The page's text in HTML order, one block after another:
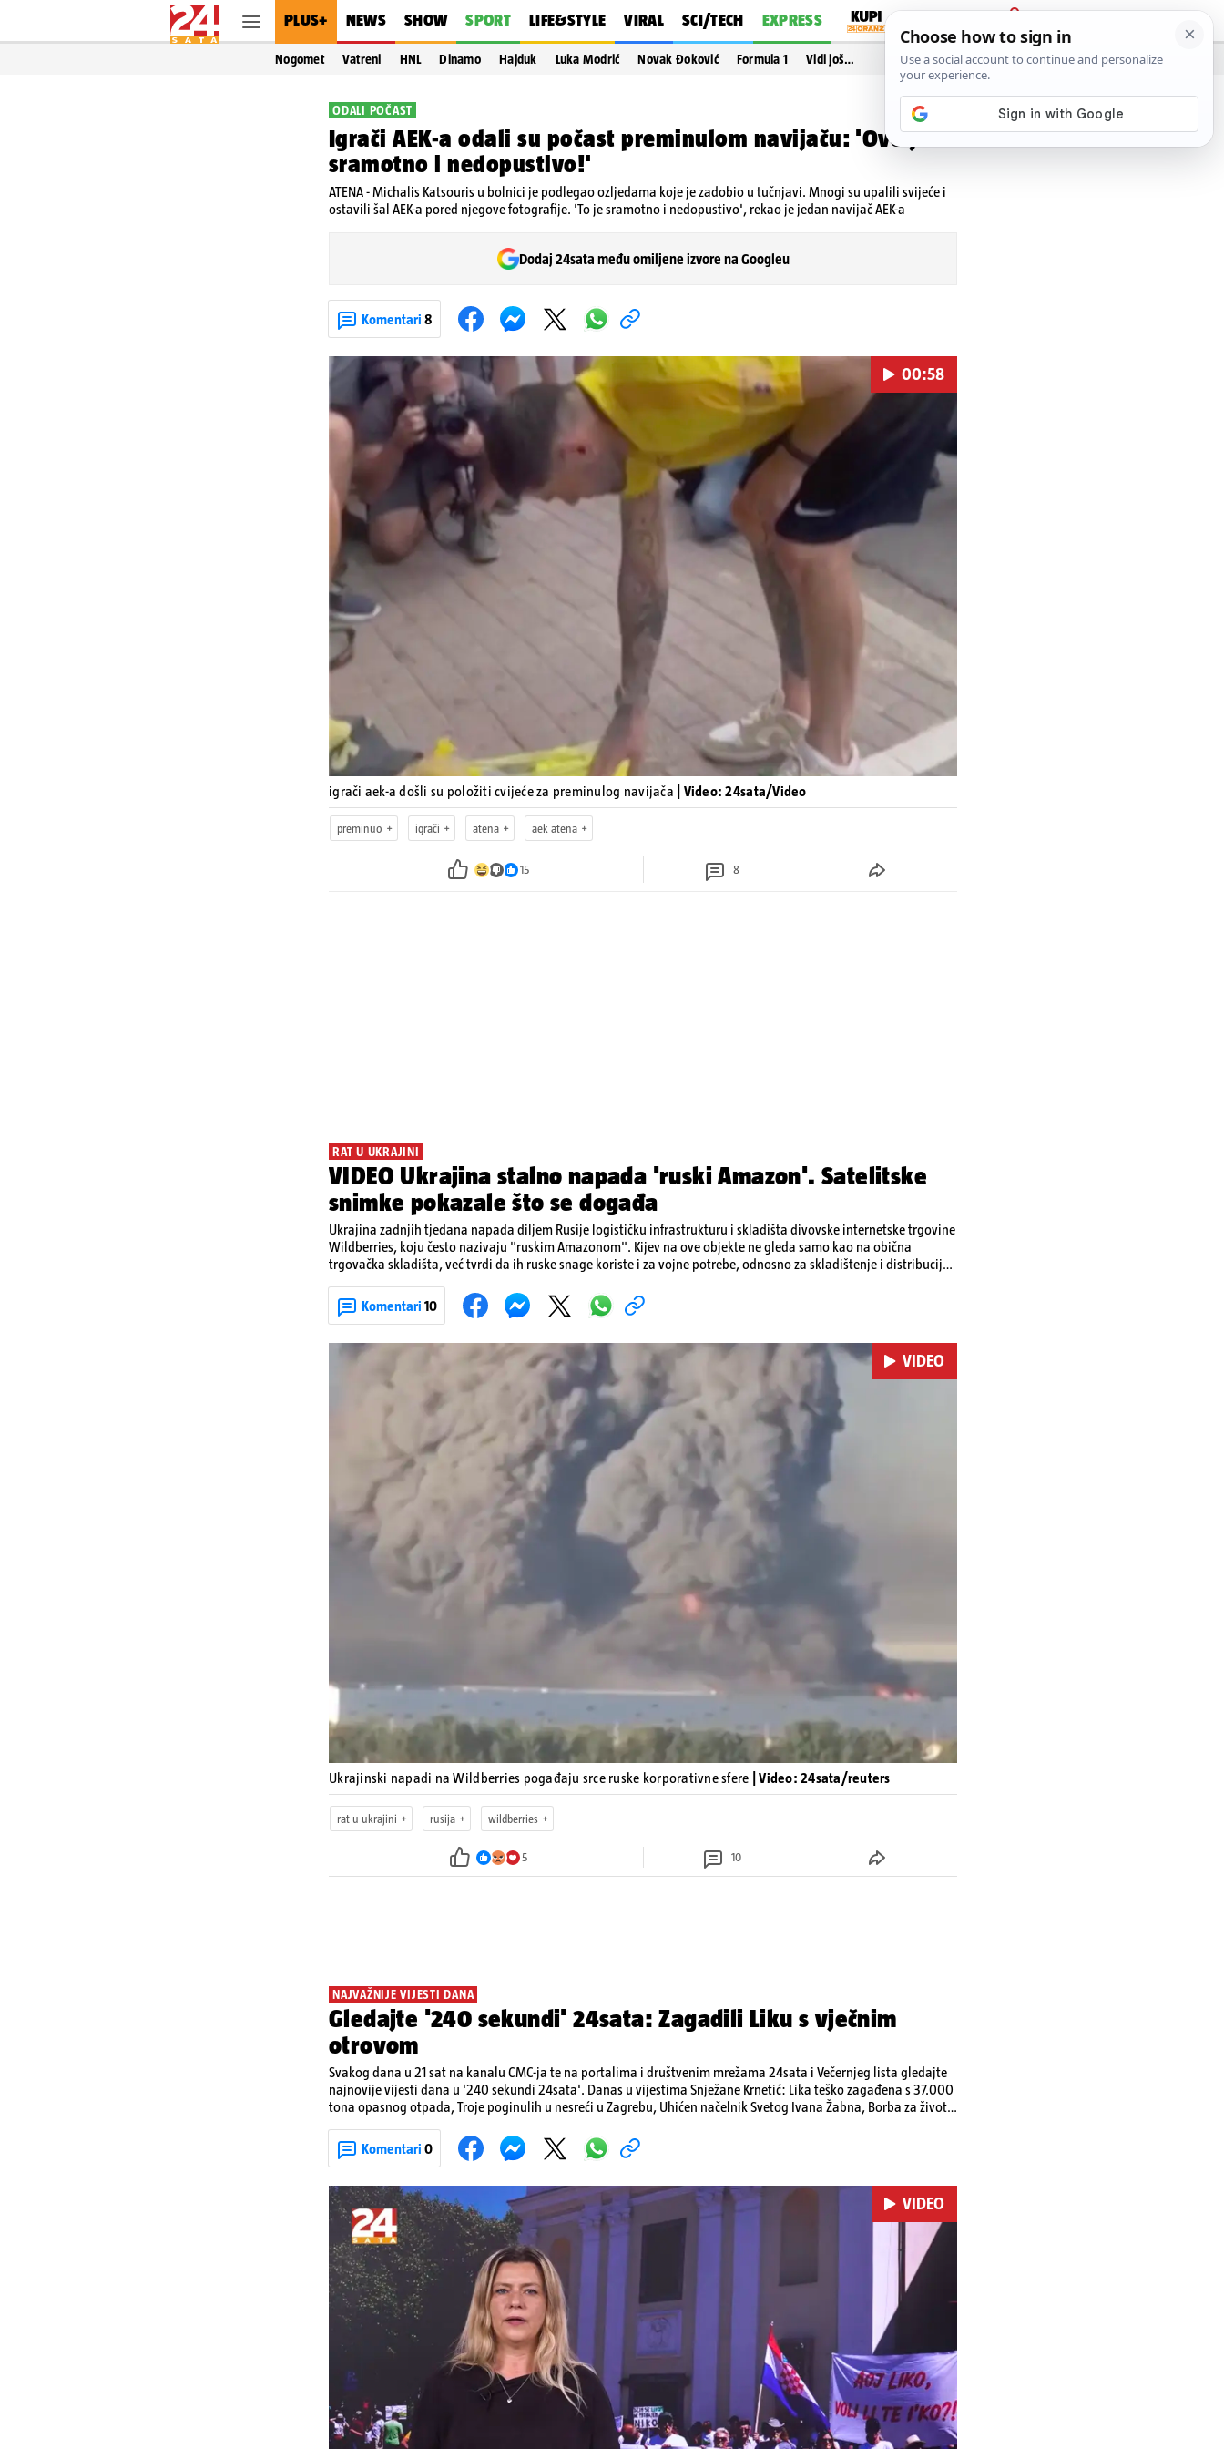
PLUS+ NEWS SHOW SPORT LIFE&STYLE VIRAL SCI/TECH EXPRESS
PRIJAVA
Nogomet Vatreni HNL Dinamo Hajduk Luka Modrić Novak Đoković Formula 1 Vidi još…
ODALI POČAST
Igrači AEK-a odali su počast preminulom navijaču: 'Ovo je
sramotno i nedopustivo!'
ATENA - Michalis Katsouris u bolnici je podlegao ozljedama koje je zadobio u tučnjavi. Mnogi su upalili svijeće i
ostavili šal AEK-a pored njegove fotografije. 'To je sramotno i nedopustivo', rekao je jedan navijač AEK-a
Dodaj 24sata među omiljene izvore na Googleu
Komentari 8
Pokretanje videa...
00:58
igrači aek-a došli su položiti cvijeće za preminulog navijača | Video: 24sata/Video
preminuo igrači atena aek atena
15 8
RAT U UKRAJINI
VIDEO Ukrajina stalno napada 'ruski Amazon'. Satelitske
snimke pokazale što se događa
Ukrajina zadnjih tjedana napada diljem Rusije logističku infrastrukturu i skladišta divovske internetske trgovine
Wildberries, koju često nazivaju "ruskim Amazonom". Kijev na ove objekte ne gleda samo kao na obična
trgovačka skladišta, već tvrdi da ih ruske snage koriste i za vojne potrebe, odnosno za skladištenje i distribuciju
ruska bombardiranja ukrajinske poštanske i logističke infrastrukture te kao način da se ekonomske posljedice
rata prenesu dublje na ruski teritorij i približe običnim građanima.
Komentari 10
VIDEO
Ukrajinski napadi na Wildberries pogađaju srce ruske korporativne sfere | Video: 24sata/reuters
rat u ukrajini rusija wildberries
5 10
NAJVAŽNIJE VIJESTI DANA
Gledajte '240 sekundi' 24sata: Zagadili Liku s vječnim
otrovom
Svakog dana u 21 sat na kanalu CMC-ja te na portalima i društvenim mrežama 24sata i Večernjeg lista gledajte
najnovije vijesti dana u '240 sekundi 24sata'. Danas u vijestima Snježane Krnetić: Lika teško zagađena s 37.000
tona opasnog otpada, Troje poginulih u nesreći u Zagrebu, Uhićen načelnik Svetog Ivana Žabna, Borba za život
Komentari 0
Pokretanje videa...
VIDEO